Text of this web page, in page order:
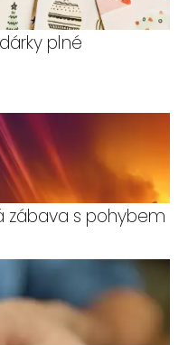
plné
zábava s pohybem